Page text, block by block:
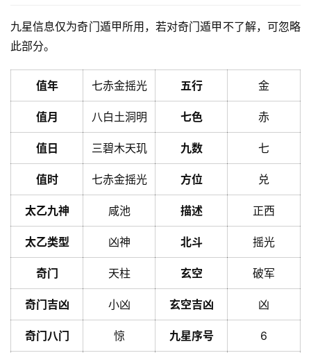
九星信息仅为奇门遁甲所用，若对奇门遁甲不了解，可忽略
此部分。
值年 七赤金摇光 五行 金
值月 八白土洞明 七色 赤
值日 三碧木天玑 九数 七
值时 七赤金摇光 方位 兑
太乙九神 咸池 描述 正西
太乙类型 凶神 北斗 摇光
奇门 天柱 玄空 破军
奇门吉凶 小凶 玄空吉凶 凶
奇门八门 惊 九星序号 6